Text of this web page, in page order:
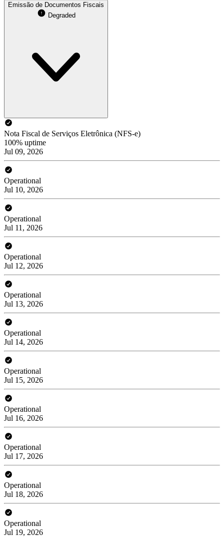
Emissão de Documentos Fiscais
Degraded
Nota Fiscal de Serviços Eletrônica (NFS-e)
100% uptime
Jul 09, 2026
Operational
Jul 10, 2026
Operational
Jul 11, 2026
Operational
Jul 12, 2026
Operational
Jul 13, 2026
Operational
Jul 14, 2026
Operational
Jul 15, 2026
Operational
Jul 16, 2026
Operational
Jul 17, 2026
Operational
Jul 18, 2026
Operational
Jul 19, 2026